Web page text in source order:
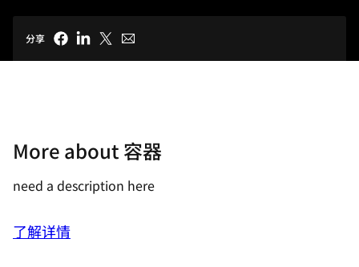
分享
More about 容器
need a description here
了解详情